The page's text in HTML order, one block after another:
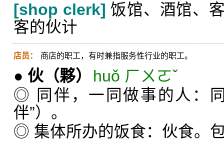
[shop clerk] 饭馆、酒馆、
客的伙计
店员： 商店的职工，有时兼指服务性行业的职工。
● 伙（夥）
huǒ ㄏㄨㄛˇ
◎ 同伴，一同做事的人：
伴”）。
◎ 集体所办的饭食：伙食。